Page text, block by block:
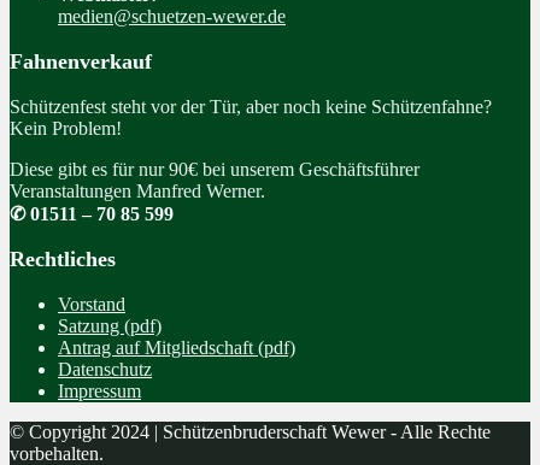
medien@schuetzen-wewer.de
Fahnenverkauf
Schützenfest steht vor der Tür, aber noch keine Schützenfahne?
Kein Problem!
Diese gibt es für nur 90€ bei unserem Geschäftsführer
Veranstaltungen Manfred Werner.
✆ 01511 – 70 85 599
Rechtliches
Vorstand
Satzung (pdf)
Antrag auf Mitgliedschaft (pdf)
Datenschutz
Impressum
© Copyright 2024 | Schützenbruderschaft Wewer - Alle Rechte
vorbehalten.